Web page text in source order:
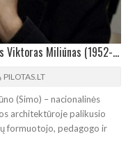
NETEKOME SIMO: Architektas Eugenijus Viktoras Miliūnas (1952-2025)
PILOTAS.LT
(Simo) – nacionalinės
architektūroje palikusio
formuotojo, pedagogo ir